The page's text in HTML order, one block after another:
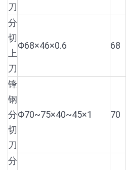
刀
分
切
上
刀
Φ68×46×0.6 68
锋
钢
分
切
刀
Φ70~75×40~45×1 70
分